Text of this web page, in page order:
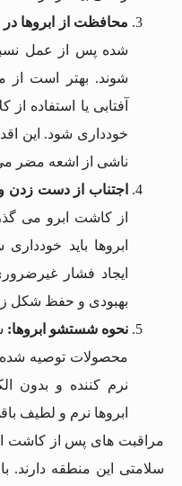
محافظت از ابروها
شده پس از عمل
شوند. بهتر است از
آفتابی یا استفاده
خودداری شود. این
ناشی از اشعه مضر
اجتناب از دست زدن
از کاشت ابرو می
ابروها باید
ایجاد فشار
بهبودی و حفظ شکل
نحوه شستشو ابروها:
محصولات توصیه
نرم کننده و بدون
ابروها نرم و لطیف
مراقبت های پس از کاشت
سلامتی این منطقه دارند.